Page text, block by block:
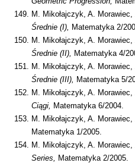
M. Mikołajczyk, A. Morawiec,
Średnie (I), Matematyka 2/
M. Mikołajczyk, A. Morawiec,
Średnie (II), Matematyka 4/
M. Mikołajczyk, A. Morawiec,
Średnie (III), Matematyka 5/
M. Mikołajczyk, A. Morawiec,
Ciągi, Matematyka 6/2004.
M. Mikołajczyk, A. Morawiec,
Matematyka 1/2005.
M. Mikołajczyk, A. Morawiec,
Series, Matematyka 2/2005.